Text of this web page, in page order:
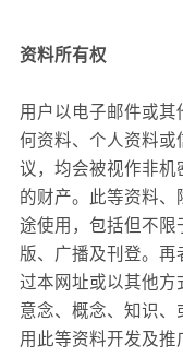
资料所有权
用户以电子邮件或
何资料、个人资料或
议，均会被视作非机
的财产。此等资料
途使用，包括但不限
版、广播及刊登。
过本网址或以其他方
意念、概念、知识
用此等资料开发及